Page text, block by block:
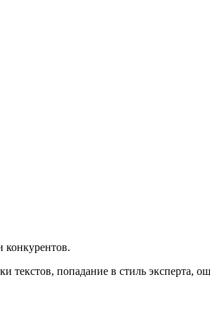
конкурентов.
текстов, попадание в стиль эксперта,